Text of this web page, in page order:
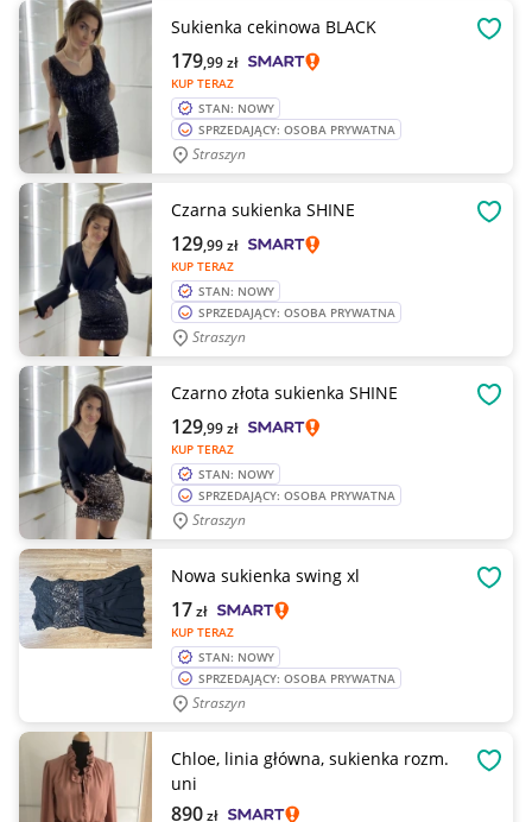
Sukienka cekinowa BLACK
KUP TERAZ
179,99zł
STAN: NOWY
SPRZEDAJĄCY: OSOBA PRYWATNA
Straszyn
Czarna sukienka SHINE
KUP TERAZ
129,99zł
STAN: NOWY
SPRZEDAJĄCY: OSOBA PRYWATNA
Straszyn
Czarno złota sukienka SHINE
KUP TERAZ
129,99zł
STAN: NOWY
SPRZEDAJĄCY: OSOBA PRYWATNA
Straszyn
Nowa sukienka swing xl
KUP TERAZ
17zł
STAN: NOWY
SPRZEDAJĄCY: OSOBA PRYWATNA
Straszyn
Chloe, linia główna, sukienka rozm.
uni
890zł